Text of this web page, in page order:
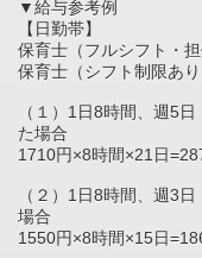
▼給与参考例
【日勤帯】
保育士（フルシフト・
保育士（シフト制限あ
（１）1日8時間、週5
た場合
1710円×8時間×21日
（２）1日8時間、週3
場合
1550円×8時間×15日